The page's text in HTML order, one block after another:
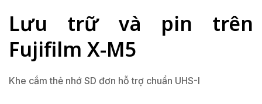
Lưu trữ và pin trên
Fujifilm X-M5
Khe cắm thẻ nhớ SD đơn hỗ trợ chuẩn UHS-I